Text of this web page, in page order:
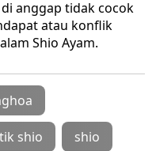
anggap tidak cocok
atau konflik
Shio Ayam.
shio shio